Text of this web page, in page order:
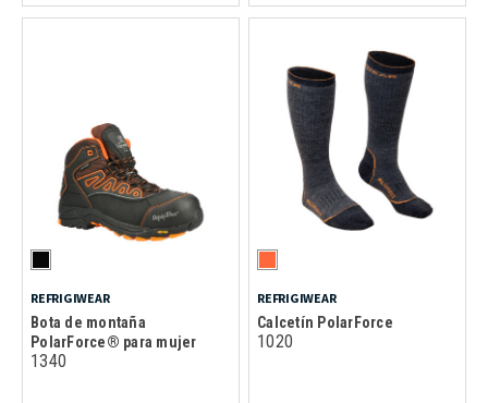
REFRIGIWEAR
Bota de montaña
PolarForce® para mujer
1340
REFRIGIWEAR
Calcetín PolarForce
1020